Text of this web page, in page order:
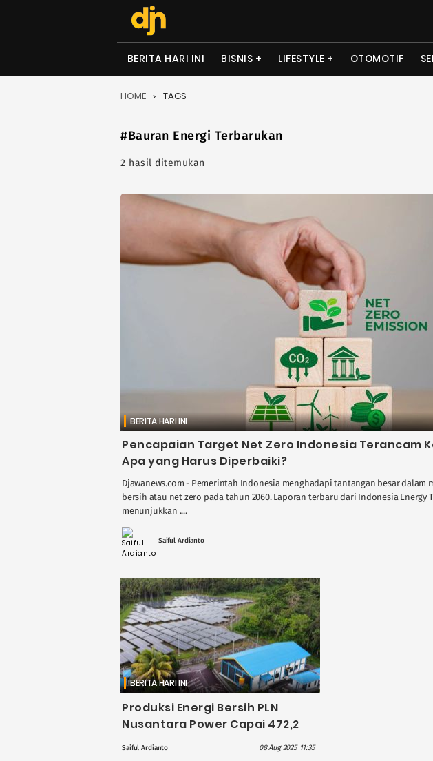
BERITA HARI INI BISNIS LIFESTYLE OTOMOTIF
HOME TAGS
#Bauran Energi Terbarukan
2 hasil ditemukan
BERITA HARI INI
Pencapaian Target Net Zero Indonesia Terancam
Apa yang Harus Diperbaiki?
Djawanews.com - Pemerintah Indonesia menghadapi tantangan besar dalam
bersih atau net zero pada tahun 2060. Laporan terbaru dari Indonesia Energy
menunjukkan ....
Saiful Ardianto
BERITA HARI INI
Produksi Energi Bersih PLN
Nusantara Power Capai 472,2
Saiful Ardianto 08 Aug 2025 11:35